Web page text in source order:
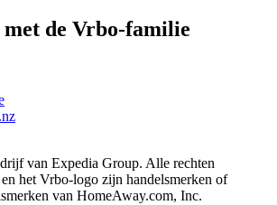
de Vrbo-familie
van Expedia Group. Alle rechten
het Vrbo-logo zijn handelsmerken of
van HomeAway.com, Inc.